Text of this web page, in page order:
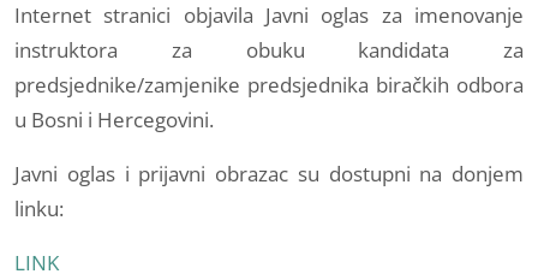
Internet stranici objavila Javni oglas za imenovanje
instruktora za obuku kandidata za
predsjednike/zamjenike predsjednika biračkih odbora
u Bosni i Hercegovini.
Javni oglas i prijavni obrazac su dostupni na donjem
linku:
LINK